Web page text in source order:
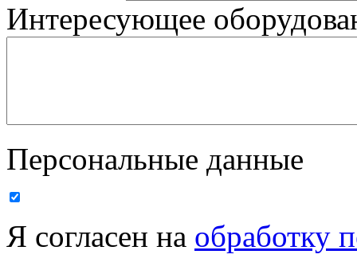
Интересующее
Персональные данные
Я согласен на обработку